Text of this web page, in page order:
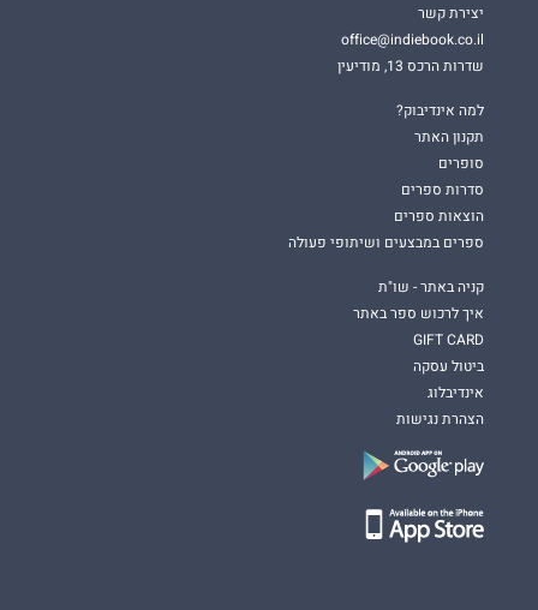
יצירת קשר
office@indiebook.co.il
שדרות הרכס 13, מודיעין
למה אינדיבוק?
תקנון האתר
סופרים
סדרות ספרים
הוצאות ספרים
ספרים במבצעים ושיתופי פעולה
קניה באתר - שו"ת
איך לרכוש ספר באתר
GIFT CARD
ביטול עסקה
אינדיבלוג
הצהרת נגישות